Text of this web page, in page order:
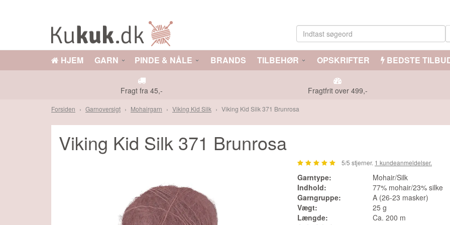
PINDE & NÅLE
HJEM GARN PINDE & NÅLE BRANDS TILBEHØR OPSKRIFTER BEDSTE
Fragt fra 45,- Fragtfrit over 499,-
Forsiden Garnoversigt Mohairgarn Viking Kid Silk Viking Kid Silk 371 Brunrosa
Måske kunne nogle af disse produkter have din interesse?
Viking Kid Silk 371 Brunrosa
5/5 stjerner. 1 kundeanmeldelser.
Garntype:
Mohair/Silk
Indhold:
77% mohair/23% silke
Garngruppe:
A (26-23 masker)
Vægt:
25 g
Længde:
Ca. 200 m